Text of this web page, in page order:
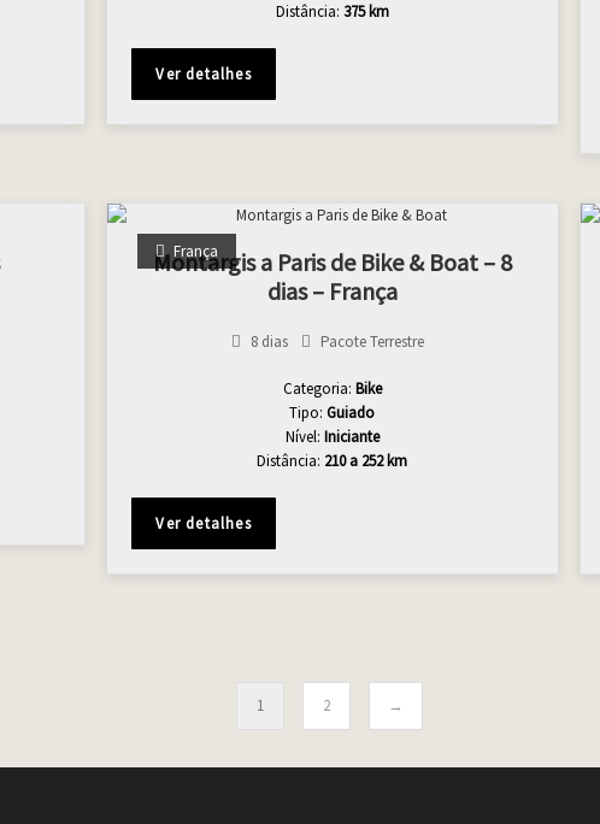
Distância: 375 km
Ver detalhes
França
Montargis a Paris de Bike & Boat – 8
dias – França
8 dias Pacote Terrestre
Categoria: Bike
Tipo:Guiado
Nível: Iniciante
Distância: 210 a 252 km
Ver detalhes
1 2 →